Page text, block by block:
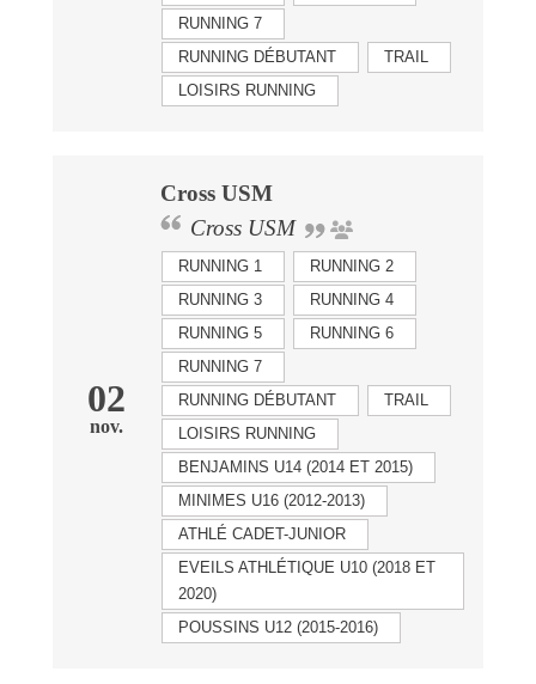
RUNNING 7
RUNNING DÉBUTANT
TRAIL
LOISIRS RUNNING
02
nov.
Cross USM
Cross USM
RUNNING 1
RUNNING 2
RUNNING 3
RUNNING 4
RUNNING 5
RUNNING 6
RUNNING 7
RUNNING DÉBUTANT
TRAIL
LOISIRS RUNNING
BENJAMINS U14 (2014 ET 2015)
MINIMES U16 (2012-2013)
ATHLÉ CADET-JUNIOR
EVEILS ATHLÉTIQUE U10 (2018 ET
2020)
POUSSINS U12 (2015-2016)